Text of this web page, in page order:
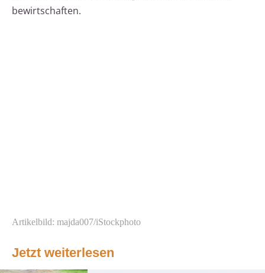
bewirtschaften.
Artikelbild: majda007/iStockphoto
Jetzt weiterlesen